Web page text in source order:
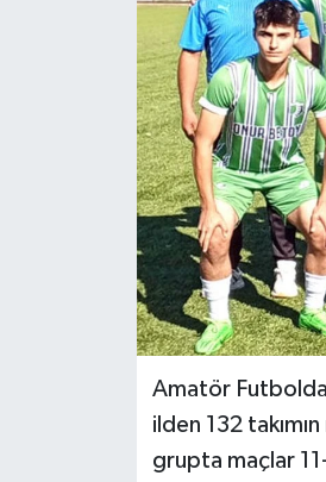
Amatör
ilden 132
grupta maçlar
OTOPARK
TEKNOLOJİ